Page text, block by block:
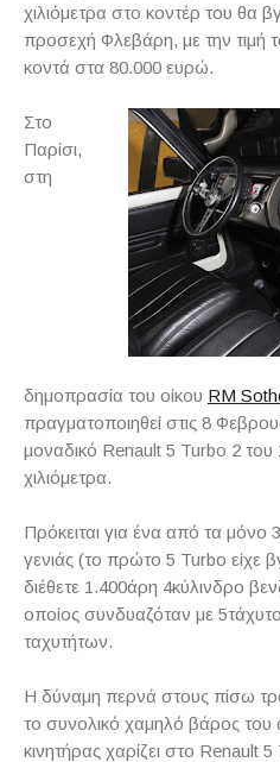
χιλιόμετρα στο κοντέρ του θα
προσεχή Φλεβάρη, με την τιμή
κοντά στα 80.000 ευρώ.
Στο
Παρίσι,
στη
δημοπρασία του οίκου RM
πραγματοποιηθεί στις 8
μοναδικό Renault 5 Turbo 2 του
χιλιόμετρα.
Πρόκειται για ένα από τα μόνο
γενιάς (το πρώτο 5 Turbo είχε
διέθετε 1.400άρη 4κύλινδρο
οποίος συνδυαζόταν με 5τάχυτο
ταχυτήτων.
Η δύναμη περνά στους πίσω
το συνολικό χαμηλό βάρος του
κινητήρας χαρίζει στο Renault